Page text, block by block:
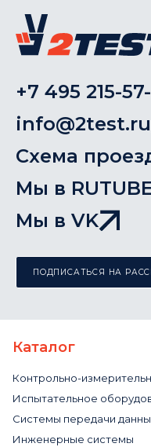
+7 495 215-
info@2test.ru
Схема
Мы в
Мы в VK
ПОДПИСАТЬСЯ НА
Каталог
Контрольно-
Испытательное
Системы передачи
Инженерные системы